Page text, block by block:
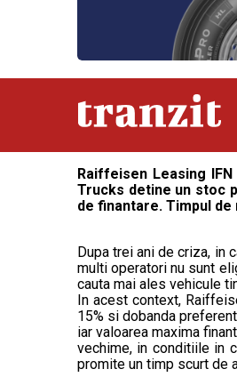
Abonamente
Raiffeisen Leasing
Trucks detine un stoc
de finantare. Timpul
Dupa trei ani de criza, in
multi operatori nu sunt
cauta mai ales vehicule
In acest context,
15% si dobanda
iar valoarea maxima
vechime, in conditiile in
promite un timp scurt de